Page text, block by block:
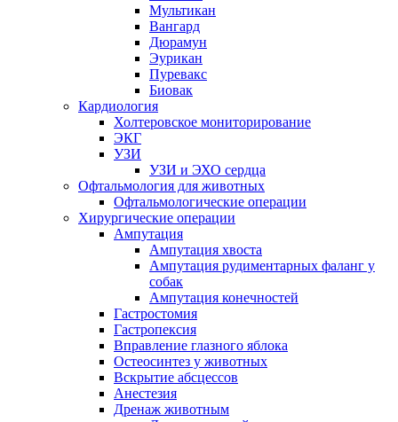
Мультикан
Вангард
Дюрамун
Эурикан
Пуревакс
Биовак
Кардиология
Холтеровское мониторирование
ЭКГ
УЗИ
УЗИ и ЭХО сердца
Офтальмология для животных
Офтальмологические операции
Хирургические операции
Ампутация
Ампутация хвоста
Ампутация рудиментарных фаланг у
собак
Ампутация конечностей
Гастростомия
Гастропексия
Вправление глазного яблока
Остеосинтез у животных
Вскрытие абсцессов
Анестезия
Дренаж животным